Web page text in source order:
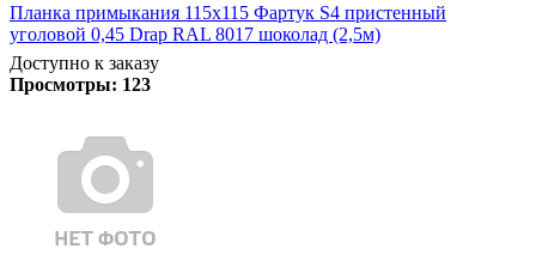
Планка примыкания 115х115 Фартук S4 пристенный
уголовой 0,45 Drap RAL 8017 шоколад (2,5м)
Доступно к заказу
Просмотры: 123